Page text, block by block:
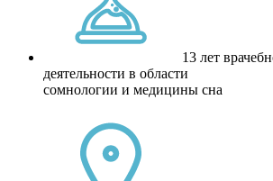
13 лет
деятельности в области
сомнологии и медицины сна